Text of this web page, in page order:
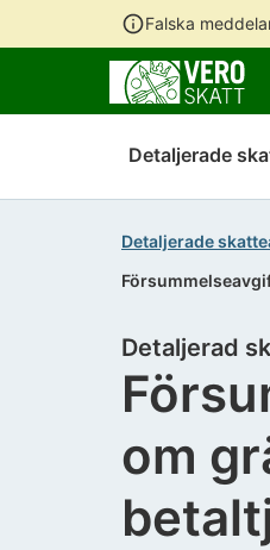
Falska
Detaljerade
Detaljerade
om
Detaljerad